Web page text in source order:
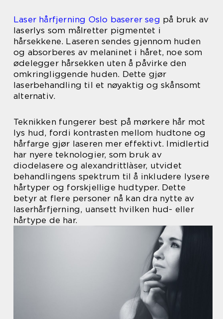
Laser hårfjerning Oslo baserer seg på bruk av
laserlys som målretter pigmentet i
hårsekkene. Laseren sendes gjennom huden
og absorberes av melaninet i håret, noe som
ødelegger hårsekken uten å påvirke den
omkringliggende huden. Dette gjør
laserbehandling til et nøyaktig og skånsomt
alternativ.
Teknikken fungerer best på mørkere hår mot
lys hud, fordi kontrasten mellom hudtone og
hårfarge gjør laseren mer effektivt. Imidlertid
har nyere teknologier, som bruk av
diodelasere og alexandrittlàser, utvidet
behandlingens spektrum til å inkludere lysere
hårtyper og forskjellige hudtyper. Dette
betyr at flere personer nå kan dra nytte av
laserhårfjerning, uansett hvilken hud- eller
hårtype de har.